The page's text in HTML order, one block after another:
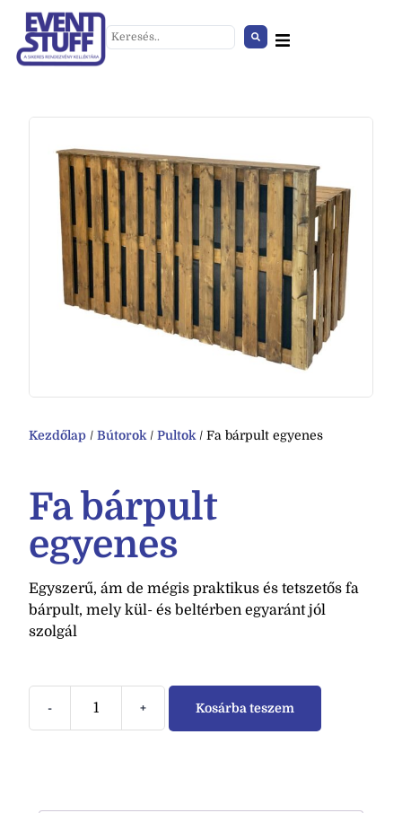
Kezdőlap / Bútorok/ Pultok/ Fa bárpult egyenes
Fa bárpult
egyenes
Egyszerű, ám de mégis praktikus és tetszetős fa
bárpult, mely kül- és beltérben egyaránt jól
szolgál
- + Kosárba teszem